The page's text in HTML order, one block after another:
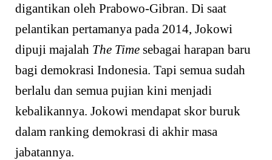
digantikan oleh Prabowo-Gibran. Di saat
pelantikan pertamanya pada 2014, Jokowi
dipuji majalah The Time sebagai harapan baru
bagi demokrasi Indonesia. Tapi semua sudah
berlalu dan semua pujian kini menjadi
kebalikannya. Jokowi mendapat skor buruk
dalam ranking demokrasi di akhir masa
jabatannya.